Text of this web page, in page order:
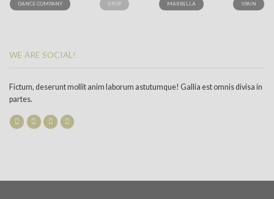
DANCE COMPANY KPOP MARBELLA SPAIN
WE ARE SOCIAL!
Fictum, deserunt mollit anim laborum astutumque! Gallia est omnis divisa in
partes.